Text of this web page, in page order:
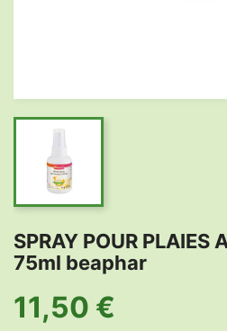
SPRAY POUR PLAIES
75ml beaphar
11,50 €